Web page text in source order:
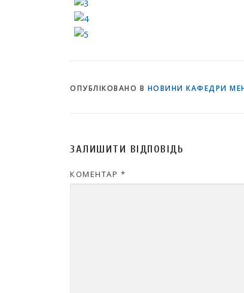
ОПУБЛІКОВАНО В НОВИНИ КАФЕДРИ
ЗАЛИШИТИ ВІДПОВІДЬ
КОМЕНТАР *